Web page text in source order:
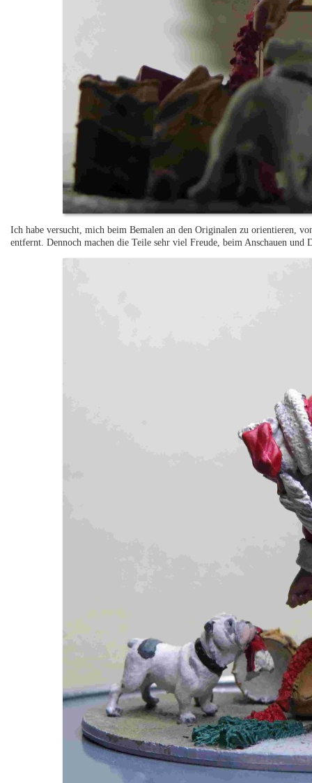
Ich habe versucht, mich beim Bemalen an den Originalen zu orientieren,
entfernt. Dennoch machen die Teile sehr viel Freude, beim Anschauen und